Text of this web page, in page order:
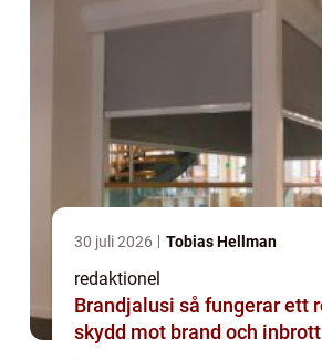
30 juli 2026 Tobias Hellman
redaktionel
Brandjalusi så fungerar ett robust
skydd mot brand och inbrott